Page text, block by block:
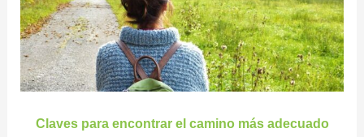
Claves para encontrar el camino más adecuado